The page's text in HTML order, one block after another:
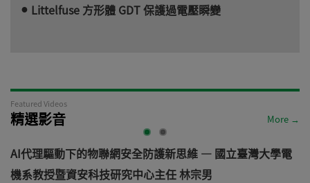
Littelfuse 方形體 GDT 保護過電壓瞬變
Featured Videos
精選影音 More →
AI代理驅動下的物聯網安全防護新思維 — 國立臺灣大學電
機系教授暨資安科技研究中心主任 林宗男